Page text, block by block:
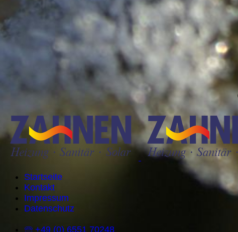
Startseite
Kontakt
Impressum
Datenschutz
🕾 +49 (0) 6551 70248